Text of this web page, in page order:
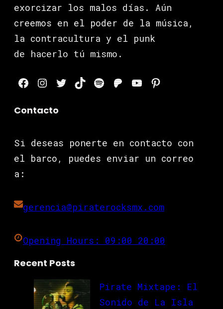
exorcizar los malos días. Aún
creemos en el poder de la música,
la contracultura y el punk
de hacerlo tú mismo.
Facebook Instagram Twitter TikTok Spotify Patreon YouTube Pinterest
Contacto
Si deseas ponerte en contacto con
el barco, puedes enviar un correo
a:
gerencia@piraterocksmx.com
Opening Hours: 09:00 20:00
Recent Posts
Pirate Mixtape: El
Sonido de La Isla